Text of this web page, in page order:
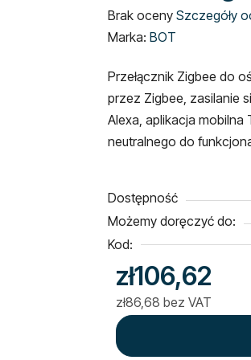
Średnia
ocena
wynosi
0,0
na
5
Brak oceny Szczegóły
Marka: BOT
Przełącznik Zigbee do
przez Zigbee, zasilanie
Alexa, aplikacja mobilna
neutralnego do
Dostępność
Możemy doręczyć do:
Kod:
zł106,62
zł86,68 bez VAT
Cena jednostkowa: